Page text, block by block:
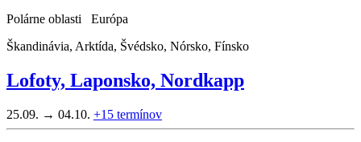
Polárne oblasti Európa
Škandinávia, Arktída, Švédsko, Nórsko, Fínsko
Lofoty, Laponsko, Nordkapp
25.09. → 04.10. +15 termínov